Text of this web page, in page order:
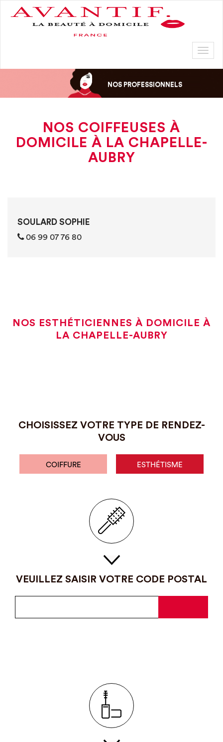
NOS PROFESSIONNELS
NOS COIFFEUSES À
DOMICILE À LA CHAPELLE-
AUBRY
SOULARD SOPHIE
06 99 07 76 80
NOS ESTHÉTICIENNES À DOMICILE À
LA CHAPELLE-AUBRY
CHOISISSEZ VOTRE TYPE DE RENDEZ-
VOUS
COIFFURE ESTHÉTISME
VEUILLEZ SAISIR VOTRE CODE POSTAL